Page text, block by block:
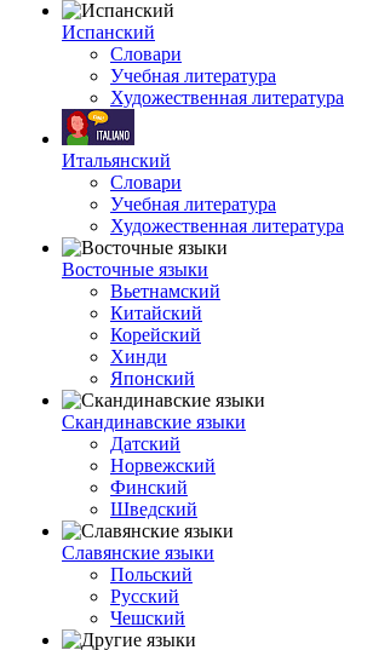
Испанский
Словари
Учебная литература
Художественная литература
Итальянский
Словари
Учебная литература
Художественная литература
Восточные языки
Вьетнамский
Китайский
Корейский
Хинди
Японский
Скандинавские языки
Датский
Норвежский
Финский
Шведский
Славянские языки
Польский
Русский
Чешский